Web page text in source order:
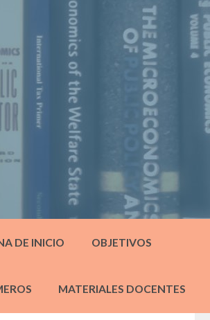
DE INICIO OBJETIVOS
MATERIALES DOCENTES